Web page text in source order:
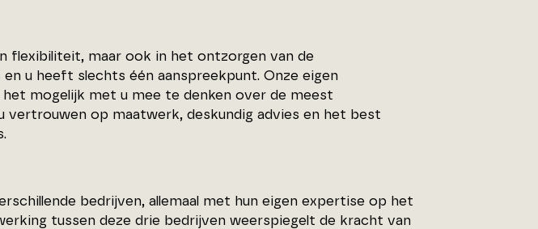
flexibiliteit, maar ook in het ontzorgen van de
u heeft slechts één aanspreekpunt. Onze eigen
mogelijk met u mee te denken over de meest
vertrouwen op maatwerk, deskundig advies en het best
bedrijven, allemaal met hun eigen expertise op het
tussen deze drie bedrijven weerspiegelt de kracht van